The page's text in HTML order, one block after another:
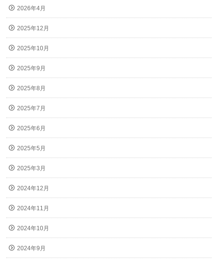
2026年4月
2025年12月
2025年10月
2025年9月
2025年8月
2025年7月
2025年6月
2025年5月
2025年3月
2024年12月
2024年11月
2024年10月
2024年9月